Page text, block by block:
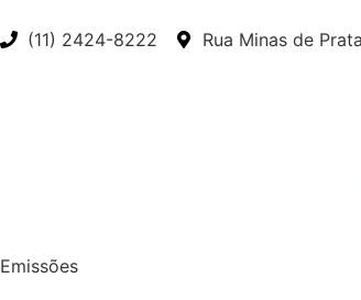
(11) 2424-8222 Rua Minas de
Emissões